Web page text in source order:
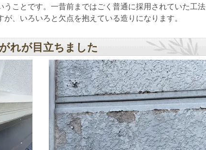
うことです。一昔前まではごく普通に採用されていた工法
、いろいろと欠点を抱えている造りになります。
れが目立ちました